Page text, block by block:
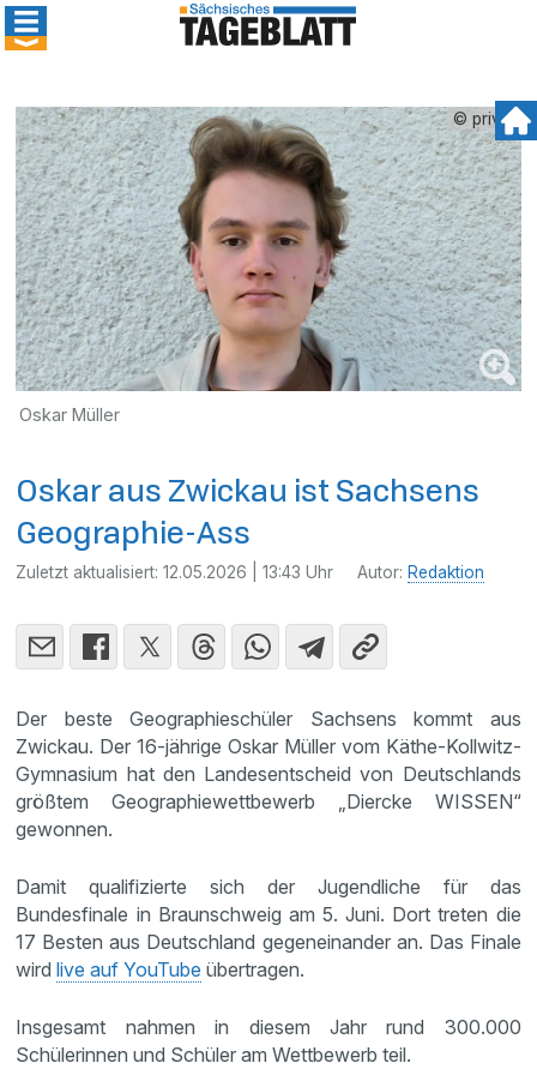
© privat
Oskar Müller
Oskar aus Zwickau ist Sachsens
Geographie-Ass
Zuletzt aktualisiert:12.05.2026 | 13:43 Uhr Autor: Redaktion
Der beste Geographieschüler Sachsens kommt aus
Zwickau. Der 16-jährige Oskar Müller vom Käthe-Kollwitz-
Gymnasium hat den Landesentscheid von Deutschlands
größtem Geographiewettbewerb „Diercke WISSEN“
gewonnen.
Damit qualifizierte sich der Jugendliche für das
Bundesfinale in Braunschweig am 5. Juni. Dort treten die
17 Besten aus Deutschland gegeneinander an. Das Finale
wirdlive auf YouTube übertragen.
Insgesamt nahmen in diesem Jahr rund 300.000
Schülerinnen und Schüler am Wettbewerb teil.